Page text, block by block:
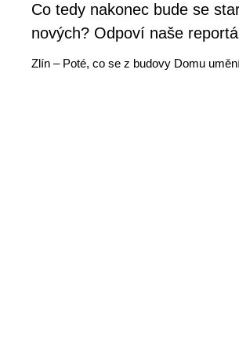
Co tedy nakonec bude se
nových? Odpoví naše
Zlín – Poté, co se z budovy Domu